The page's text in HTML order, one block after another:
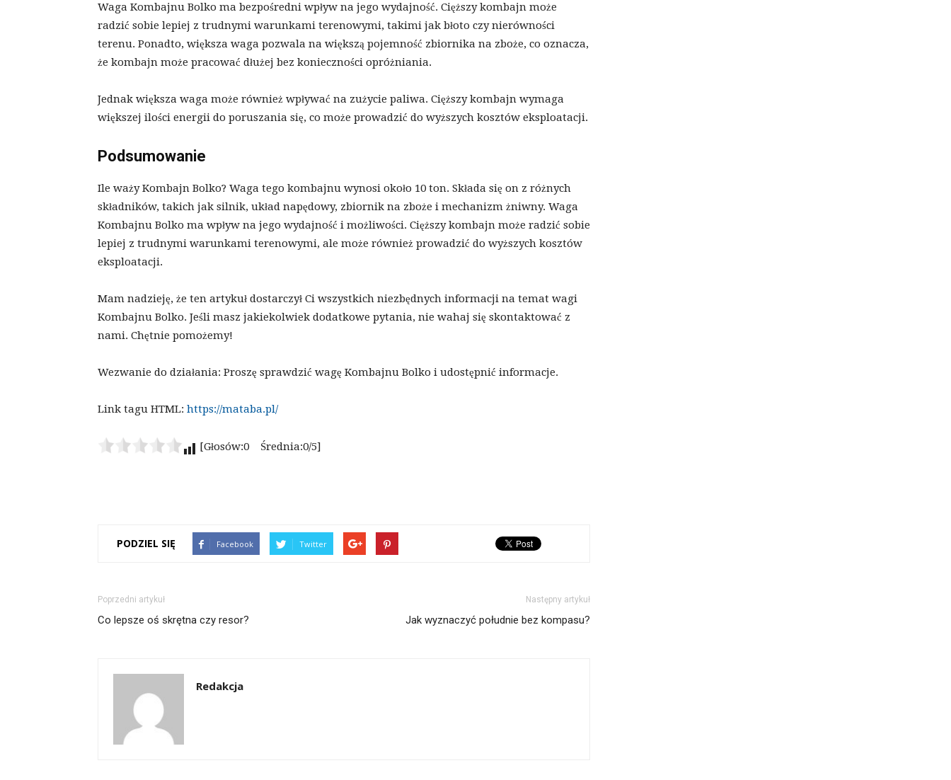
Waga Kombajnu Bolko ma bezpośredni wpływ na jego wydajność. Cięższy kombajn może
radzić sobie lepiej z trudnymi warunkami terenowymi, takimi jak błoto czy nierówności
terenu. Ponadto, większa waga pozwala na większą pojemność zbiornika na zboże, co oznacza,
że kombajn może pracować dłużej bez konieczności opróżniania.
Jednak większa waga może również wpływać na zużycie paliwa. Cięższy kombajn wymaga
większej ilości energii do poruszania się, co może prowadzić do wyższych kosztów eksploatacji.
Podsumowanie
Ile waży Kombajn Bolko? Waga tego kombajnu wynosi około 10 ton. Składa się on z różnych
składników, takich jak silnik, układ napędowy, zbiornik na zboże i mechanizm żniwny. Waga
Kombajnu Bolko ma wpływ na jego wydajność i możliwości. Cięższy kombajn może radzić sobie
lepiej z trudnymi warunkami terenowymi, ale może również prowadzić do wyższych kosztów
eksploatacji.
Mam nadzieję, że ten artykuł dostarczył Ci wszystkich niezbędnych informacji na temat wagi
Kombajnu Bolko. Jeśli masz jakiekolwiek dodatkowe pytania, nie wahaj się skontaktować z
nami. Chętnie pomożemy!
Wezwanie do działania: Proszę sprawdzić wagę Kombajnu Bolko i udostępnić informacje.
Link tagu HTML: https://mataba.pl/
[Głosów:0 Średnia:0/5]
PODZIEL SIĘ Facebook Twitter
Poprzedni artykuł
Co lepsze oś skrętna czy resor?
Następny artykuł
Jak wyznaczyć południe bez kompasu?
Redakcja